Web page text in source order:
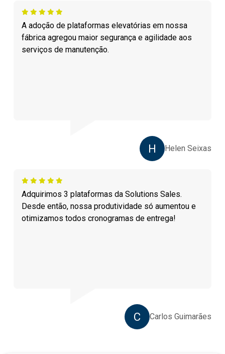
A adoção de plataformas elevatórias em nossa
fábrica agregou maior segurança e agilidade aos
serviços de manutenção.
H Helen Seixas
Adquirimos 3 plataformas da Solutions Sales.
Desde então, nossa produtividade só aumentou e
otimizamos todos cronogramas de entrega!
C Carlos Guimarães